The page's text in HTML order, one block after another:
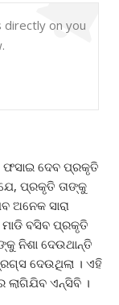
on you
ଦେବ ପ୍ରକୃତି
ପ୍ରକୃତି ତାଙ୍କୁ
ସାରା
ବସିବ ପ୍ରକୃତି
ନିଶା ଦେଉଥାନ୍ତି
ଦେଉଥିଲା । ଏହି
ଲାଗିଯିବ ଏନ୍ସିବି ।